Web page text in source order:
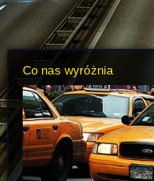
Co nas wyróżnia